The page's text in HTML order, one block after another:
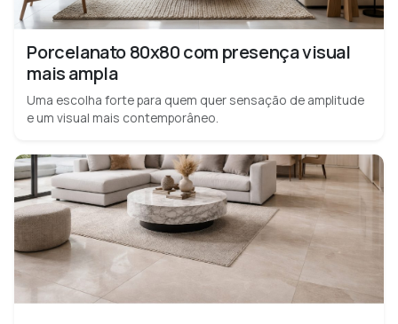
Porcelanato 80x80 com presença visual
mais ampla
Uma escolha forte para quem quer sensação de amplitude
e um visual mais contemporâneo.